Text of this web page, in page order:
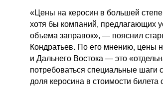
«Цены на керосин в большей
хотя бы компаний, предлагающих
объема заправок», — пояснил
Кондратьев. По его мнению, цены
и Дальнего Востока — это
потребоваться специальные шаги
доля керосина в стоимости билета